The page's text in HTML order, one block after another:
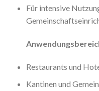
Für intensive
Restaurants und
Kantinen und